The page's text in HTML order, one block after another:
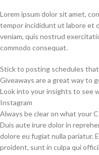
Lorem ipsum dolor sit amet,
tempor incididunt ut labore et
veniam, quis nostrud
commodo consequat.
Stick to posting schedules
Giveaways are a great way to
Look into your insights to see
Instagram
Always be clear on what your
Duis aute irure dolor in
dolore eu fugiat nulla pariatur.
proident, sunt in culpa qui